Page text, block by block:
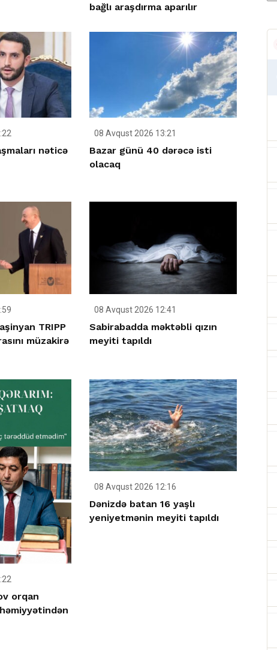
bağlı araşdırma aparılır
nəticə
08 Avqust 2026 13:21
Bazar günü 40 dərəcə isti
olacaq
TRIPP
müzakirə
08 Avqust 2026 12:41
Sabirabadda məktəbli qızın
meyiti tapıldı
orqan
08 Avqust 2026 12:16
Dənizdə batan 16 yaşlı
yeniyetmənin meyiti tapıldı